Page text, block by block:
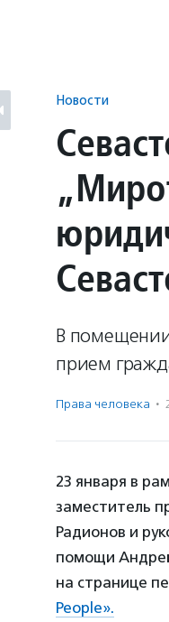
Новости
В
прием
Права человека ·
23 января в
заместитель
Радионов и
помощи
на странице
People».